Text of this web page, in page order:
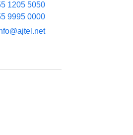
1205 5050
9995 0000